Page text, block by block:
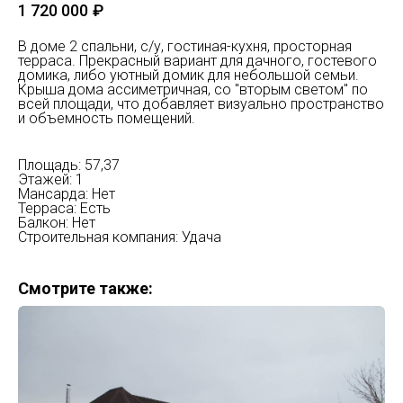
1 720 000 ₽
В доме 2 спальни, с/у, гостиная-кухня, просторная
терраса. Прекрасный вариант для дачного, гостевого
домика, либо уютный домик для небольшой семьи.
Крыша дома ассиметричная, со "вторым светом" по
всей площади, что добавляет визуально пространство
и объемность помещений.
Площадь: 57,37
Этажей: 1
Мансарда: Нет
Терраса: Есть
Балкон: Нет
Строительная компания: Удача
Смотрите также: